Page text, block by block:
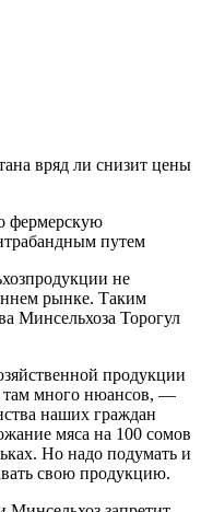
фермерскую
путем
не
рынке. Таким
Минсельхоза Торогул
продукции
там много нюансов, —
наших граждан
мяса на 100 сомов
Но надо подумать и
свою продукцию.